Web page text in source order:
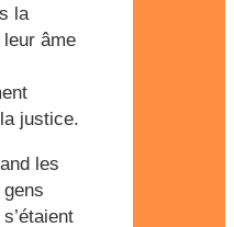
la
âme
justice.
les
s’étaient